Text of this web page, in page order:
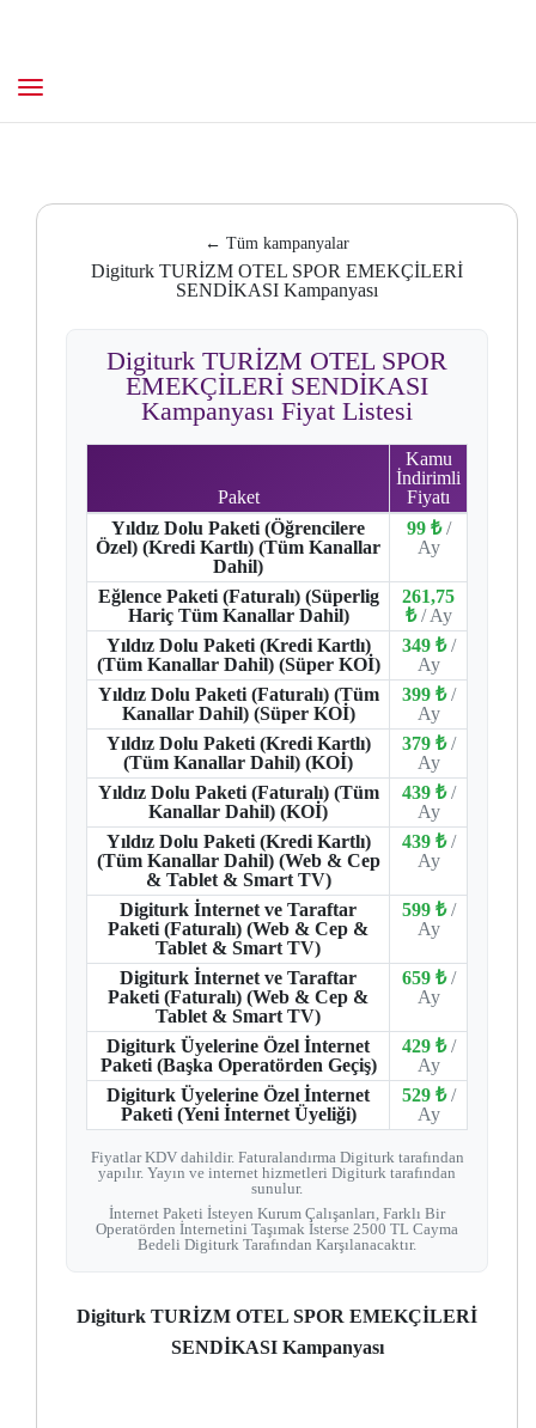
← Tüm kampanyalar
Digiturk TURİZM OTEL SPOR EMEKÇİLERİ
SENDİKASI Kampanyası
Digiturk TURİZM OTEL SPOR
EMEKÇİLERİ SENDİKASI
Kampanyası Fiyat Listesi
Paket
Kamu
İndirimli
Fiyatı
Yıldız Dolu Paketi (Öğrencilere
Özel) (Kredi Kartlı) (Tüm Kanallar
Dahil)
99 ₺ /
Ay
Eğlence Paketi (Faturalı) (Süperlig
Hariç Tüm Kanallar Dahil)
261,75
₺ / Ay
Yıldız Dolu Paketi (Kredi Kartlı)
(Tüm Kanallar Dahil) (Süper KOİ)
349 ₺ /
Ay
Yıldız Dolu Paketi (Faturalı) (Tüm
Kanallar Dahil) (Süper KOİ)
399 ₺ /
Ay
Yıldız Dolu Paketi (Kredi Kartlı)
(Tüm Kanallar Dahil) (KOİ)
379 ₺ /
Ay
Yıldız Dolu Paketi (Faturalı) (Tüm
Kanallar Dahil) (KOİ)
439 ₺ /
Ay
Yıldız Dolu Paketi (Kredi Kartlı)
(Tüm Kanallar Dahil) (Web & Cep
& Tablet & Smart TV)
439 ₺ /
Ay
Digiturk İnternet ve Taraftar
Paketi (Faturalı) (Web & Cep &
Tablet & Smart TV)
599 ₺ /
Ay
Digiturk İnternet ve Taraftar
Paketi (Faturalı) (Web & Cep &
Tablet & Smart TV)
659 ₺ /
Ay
Digiturk Üyelerine Özel İnternet
Paketi (Başka Operatörden Geçiş)
429 ₺ /
Ay
Digiturk Üyelerine Özel İnternet
Paketi (Yeni İnternet Üyeliği)
529 ₺ /
Ay
Fiyatlar KDV dahildir. Faturalandırma Digiturk tarafından
yapılır. Yayın ve internet hizmetleri Digiturk tarafından
sunulur.
İnternet Paketi İsteyen Kurum Çalışanları, Farklı Bir
Operatörden İnternetini Taşımak İsterse 2500 TL Cayma
Bedeli Digiturk Tarafından Karşılanacaktır.
Digiturk TURİZM OTEL SPOR EMEKÇİLERİ
SENDİKASI Kampanyası